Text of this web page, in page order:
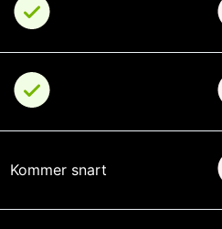
Kommer snart